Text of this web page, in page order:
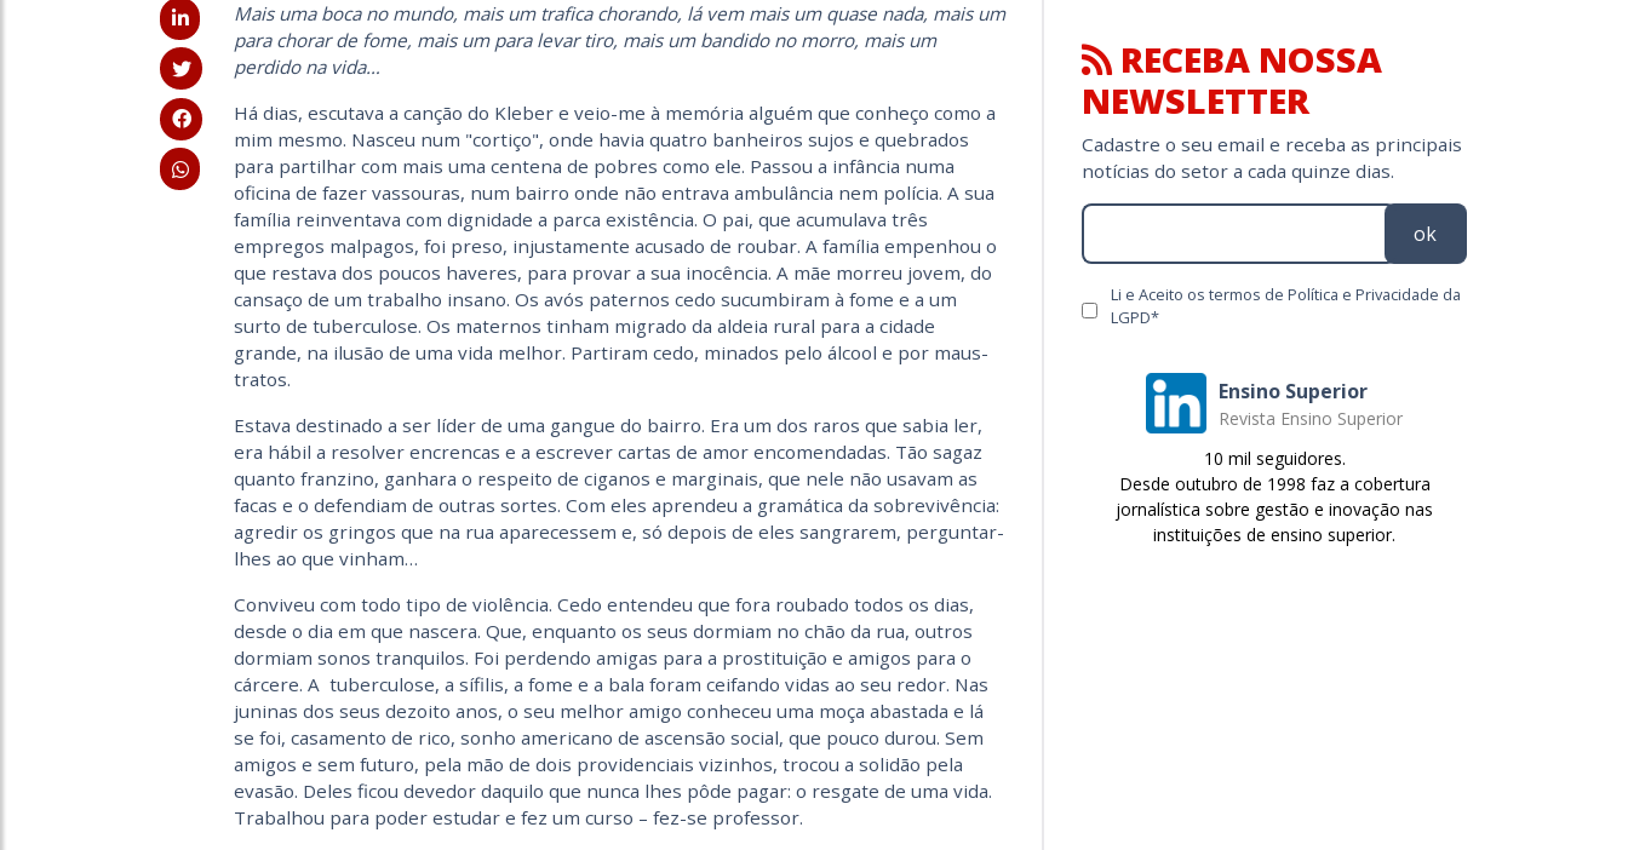
Mais uma boca no mundo, mais um trafica chorando, lá vem mais um quase nada, mais um
para chorar de fome, mais um para levar tiro, mais um bandido no morro, mais um
perdido na vida…
Há dias, escutava a canção do Kleber e veio-me à memória alguém que conheço como a
mim mesmo. Nasceu num "cortiço", onde havia quatro banheiros sujos e quebrados
para partilhar com mais uma centena de pobres como ele. Passou a infância numa
oficina de fazer vassouras, num bairro onde não entrava ambulância nem polícia. A sua
família reinventava com dignidade a parca existência. O pai, que acumulava três
empregos malpagos, foi preso, injustamente acusado de roubar. A família empenhou o
que restava dos poucos haveres, para provar a sua inocência. A mãe morreu jovem, do
cansaço de um trabalho insano. Os avós paternos cedo sucumbiram à fome e a um
surto de tuberculose. Os maternos tinham migrado da aldeia rural para a cidade
grande, na ilusão de uma vida melhor. Partiram cedo, minados pelo álcool e por maus-
tratos.
Estava destinado a ser líder de uma gangue do bairro. Era um dos raros que sabia ler,
era hábil a resolver encrencas e a escrever cartas de amor encomendadas. Tão sagaz
quanto franzino, ganhara o respeito de ciganos e marginais, que nele não usavam as
facas e o defendiam de outras sortes. Com eles aprendeu a gramática da sobrevivência:
agredir os gringos que na rua aparecessem e, só depois de eles sangrarem, perguntar-
lhes ao que vinham…
Conviveu com todo tipo de violência. Cedo entendeu que fora roubado todos os dias,
desde o dia em que nascera. Que, enquanto os seus dormiam no chão da rua, outros
dormiam sonos tranquilos. Foi perdendo amigas para a prostituição e amigos para o
cárcere. A tuberculose, a sífilis, a fome e a bala foram ceifando vidas ao seu redor. Nas
juninas dos seus dezoito anos, o seu melhor amigo conheceu uma moça abastada e lá
se foi, casamento de rico, sonho americano de ascensão social, que pouco durou. Sem
amigos e sem futuro, pela mão de dois providenciais vizinhos, trocou a solidão pela
evasão. Deles ficou devedor daquilo que nunca lhes pôde pagar: o resgate de uma vida.
Trabalhou para poder estudar e fez um curso – fez-se professor.
RECEBA NOSSA
NEWSLETTER
Cadastre o seu email e receba as principais
notícias do setor a cada quinze dias.
ok
Li e Aceito os termos de Política e Privacidade da
LGPD*
Ensino Superior
Revista Ensino Superior
10 mil seguidores.
Desde outubro de 1998 faz a cobertura
jornalística sobre gestão e inovação nas
instituições de ensino superior.